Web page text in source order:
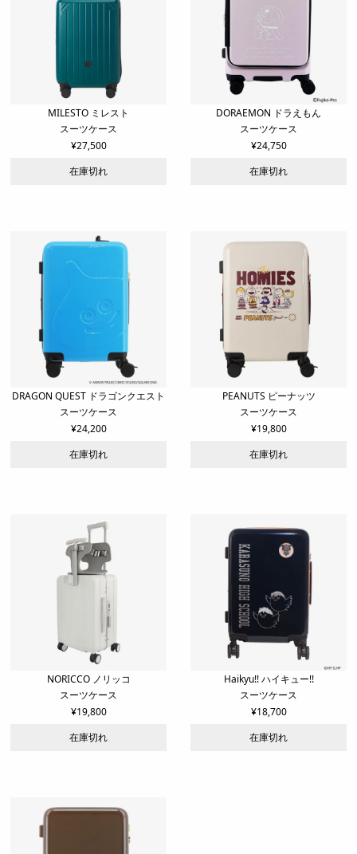
MILESTO ミレスト
スーツケース
¥27,500
在庫切れ
DORAEMON ドラえもん
スーツケース
¥24,750
在庫切れ
DRAGON QUEST ドラゴンクエスト
スーツケース
¥24,200
在庫切れ
PEANUTS ピーナッツ
スーツケース
¥19,800
在庫切れ
NORICCO ノリッコ
スーツケース
¥19,800
在庫切れ
Haikyu!! ハイキュー!!
スーツケース
¥18,700
在庫切れ